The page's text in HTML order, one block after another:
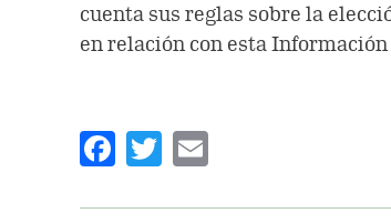
cuenta sus reglas sobre la
en relación con esta
Facebook
Twitter